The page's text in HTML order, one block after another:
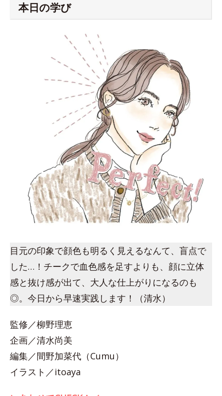
本日の学び
目元の印象で顔色も明るく見えるなんて、盲点で
した…！チークで血色感を足すよりも、顔に立体
感と抜け感が出て、大人な仕上がりになるのも
◎。今日から早速実践します！（清水）
監修／柳野理恵
企画／清水尚美
編集／間野加菜代（Cumu）
イラスト／itoaya